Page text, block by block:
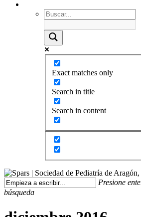
Exact matches only
Search in title
Search in content
Presione
búsqueda